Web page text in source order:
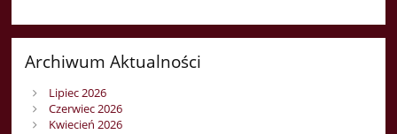
Archiwum Aktualności
Lipiec 2026
Czerwiec 2026
Kwiecień 2026